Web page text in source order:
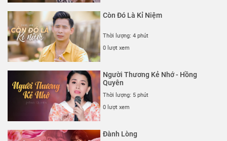
Còn Đó Là Kỉ Niệm
Thời lượng: 4 phút
0 lượt xem
Người Thương Kẻ Nhớ - Hồng
Quyên
Thời lượng: 5 phút
0 lượt xem
Đành Lòng